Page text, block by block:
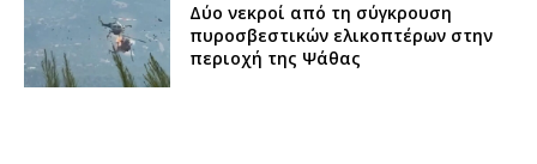
Δύο νεκροί από τη σύγκρουση
πυροσβεστικών ελικοπτέρων στην
περιοχή της Ψάθας